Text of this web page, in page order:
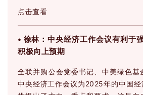
点击查看
• 徐林：中央经济工作会议有利于
积极向上预期
全联并购公会党委书记、中美绿色基
中央经济工作会议为2025年的中国